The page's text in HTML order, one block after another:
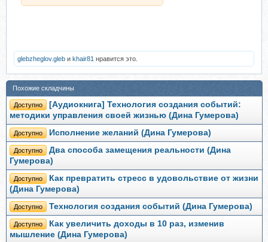
glebzheglov.gleb и khair81 нравится это.
Похожие складчины
Доступно
[Аудиокнига] Технология создания событий:
методики управления своей жизнью (Дина Гумерова)
Доступно Исполнение желаний (Дина Гумерова)
Доступно
Два способа замещения реальности (Дина
Гумерова)
Доступно
Как превратить стресс в удовольствие от жизни
(Дина Гумерова)
Доступно Технология создания событий (Дина Гумерова)
Доступно
Как увеличить доходы в 10 раз, изменив
мышление (Дина Гумерова)